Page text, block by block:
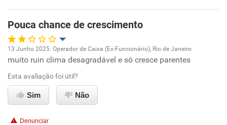
Benefícios
Não recomenda esta empresa
Não recomenda a diretoria
Pouca chance de crescimento
Oportunidade de promoção
Ambiente de trabalho
13 Junho 2025. Operador de Caixa (Ex-Funcionário), Rio de Janeiro
muito ruin clima desagradável e só cresce parentes
Esta avaliação foi útil?
Sim Não
Denunciar